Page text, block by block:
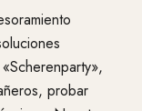
probar